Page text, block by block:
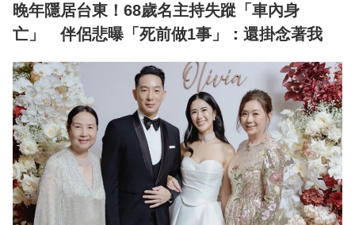
晚年隱居台東！68歲名主持失蹤「車內身
亡」 伴侶悲曝「死前做1事」：還掛念著我